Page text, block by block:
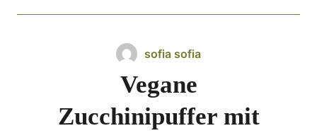
sofia sofia
Vegane
Zucchinipuffer mit